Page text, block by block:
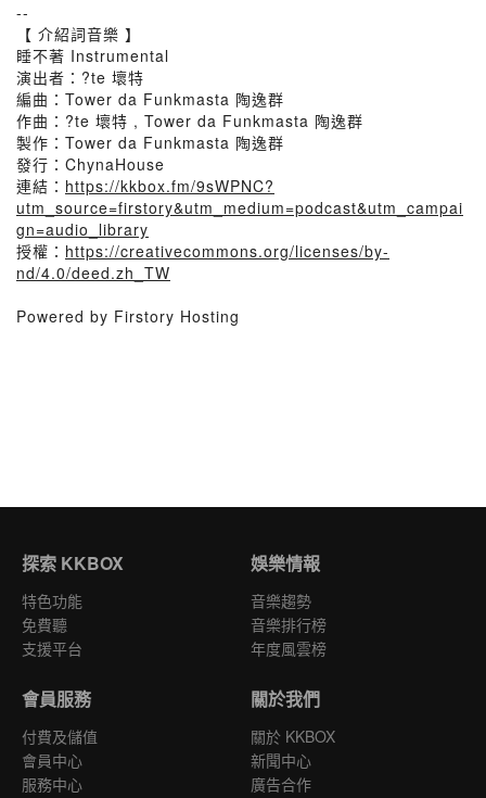
--
【 介紹詞音樂 】
睡不著 Instrumental
演出者：?te 壞特
編曲：Tower da Funkmasta 陶逸群
作曲：?te 壞特 , Tower da Funkmasta 陶逸群
製作：Tower da Funkmasta 陶逸群
發行：ChynaHouse
連結： https://kkbox.fm/9sWPNC?
utm_source=firstory&utm_medium=podcast&utm_campai
gn=audio_library
授權： https://creativecommons.org/licenses/by-
nd/4.0/deed.zh_TW
Powered by Firstory Hosting
探索 KKBOX
特色功能
免費聽
支援平台
娛樂情報
音樂趨勢
音樂排行榜
年度風雲榜
會員服務
付費及儲值
會員中心
服務中心
關於我們
關於 KKBOX
新聞中心
廣告合作